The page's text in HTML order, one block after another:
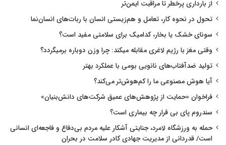
از بارداری پرخطر تا مراقبت ایمن‌تر
تحول در نحوه کار، تعامل و هم‌زیستی انسان با ربات‌های انسان‌نما
سونای خشک یا بخار، کدامیک برای سلامتی مفید است؟
وقتی مغز با رژیم لاغری مقابله میکند: چرا وزن دوباره برمیگردد؟
تولید ضدآفتاب‌های نانویی بومی با عملکرد بهتر
آیا هوش مصنوعی ما را کم‌هوش‌تر می‌کند؟
فراخوان «حمایت از پژوهش‌های عمیق شرکت‌های دانش‌بنیان»
سندروم پای بی قرار چه بیماری است؟
حمله به ورزشگاه لامرد، جنایتی آشکار علیه مردم بی‌دفاع و فاجعه‌ای انسانی
است/ قدردانی از مدیریت جهادی کادر سلامت در بحران